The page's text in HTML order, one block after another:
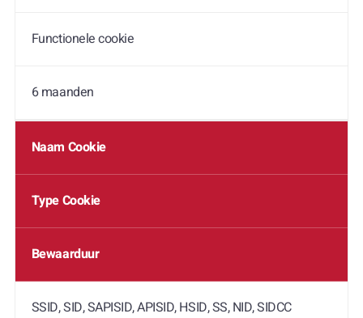
Functionele cookie
6 maanden
Naam Cookie
Type Cookie
Bewaarduur
SSID, SID, SAPISID, APISID, HSID, SS, NID, SIDCC